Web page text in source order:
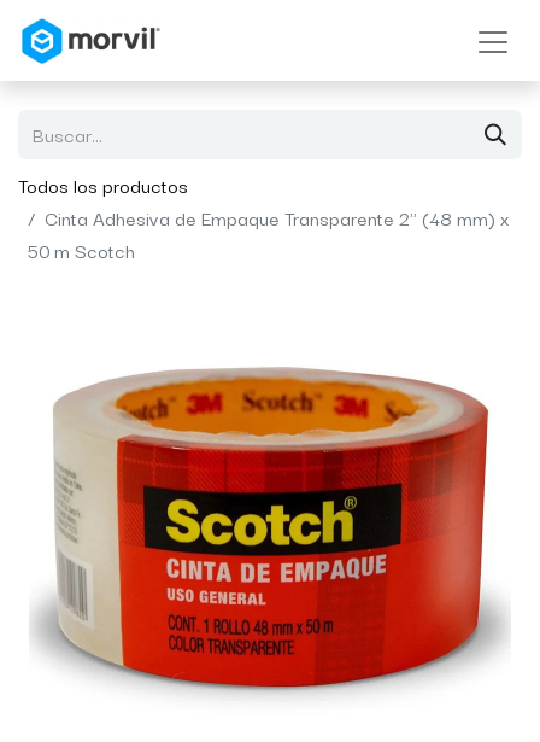
Todos los productos
Cinta Adhesiva de Empaque Transparente 2" (48 mm) x
50 m Scotch